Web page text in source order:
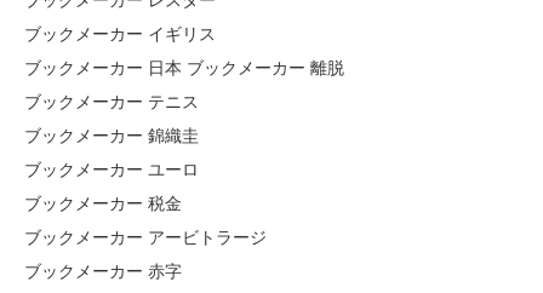
ブックメーカー イギリス
ブックメーカー 日本 ブックメーカー 離脱
ブックメーカー テニス
ブックメーカー 錦織圭
ブックメーカー ユーロ
ブックメーカー 税金
ブックメーカー アービトラージ
ブックメーカー 赤字